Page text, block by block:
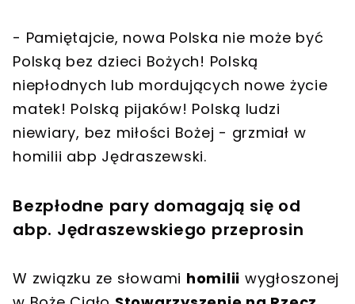
- Pamiętajcie, nowa Polska nie może być
Polską bez dzieci Bożych! Polską
niepłodnych lub mordujących nowe życie
matek! Polską pijaków! Polską ludzi
niewiary, bez miłości Bożej - grzmiał w
homilii abp Jędraszewski.
Bezpłodne pary domagają się od
abp. Jędraszewskiego przeprosin
W związku ze słowami homilii wygłoszonej